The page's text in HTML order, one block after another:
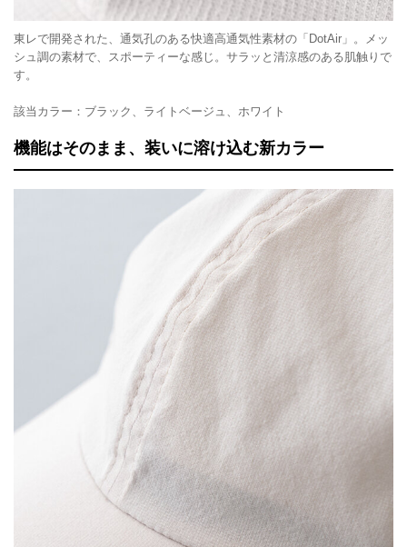
東レで開発された、通気孔のある快適高通気性素材の「DotAir」。メッ
シュ調の素材で、スポーティーな感じ。サラッと清涼感のある肌触りで
す。
該当カラー：ブラック、ライトベージュ、ホワイト
機能はそのまま、装いに溶け込む新カラー